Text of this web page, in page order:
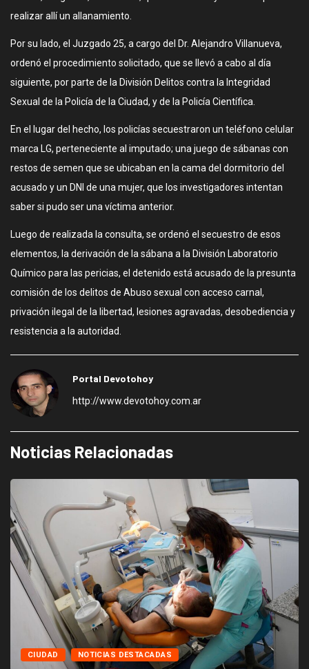
realizar allí un allanamiento.
Por su lado, el Juzgado 25, a cargo del Dr. Alejandro Villanueva,
ordenó el procedimiento solicitado, que se llevó a cabo al día
siguiente, por parte de la División Delitos contra la Integridad
Sexual de la Policía de la Ciudad, y de la Policía Científica.
En el lugar del hecho, los policías secuestraron un teléfono celular
marca LG, perteneciente al imputado; una juego de sábanas con
restos de semen que se ubicaban en la cama del dormitorio del
acusado y un DNI de una mujer, que los investigadores intentan
saber si pudo ser una víctima anterior.
Luego de realizada la consulta, se ordenó el secuestro de esos
elementos, la derivación de la sábana a la División Laboratorio
Químico para las pericias, el detenido está acusado de la presunta
comisión de los delitos de Abuso sexual con acceso carnal,
privación ilegal de la libertad, lesiones agravadas, desobediencia y
resistencia a la autoridad.
Portal Devotohoy
http://www.devotohoy.com.ar
Noticias Relacionadas
CIUDAD NOTICIAS DESTACADAS